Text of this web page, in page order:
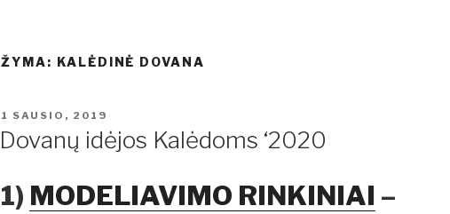
ŽYMA: KALĖDINĖ DOVANA
PASKELBTA
1 SAUSIO, 2019
Dovanų idėjos Kalėdoms ‘2020
1) MODELIAVIMO RINKINIAI –